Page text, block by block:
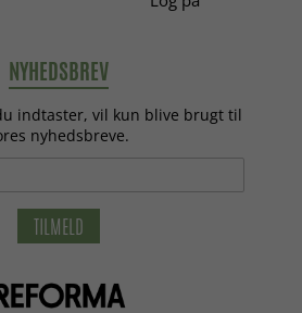
NYHEDSBREV
indtaster, vil kun blive brugt til
nyhedsbreve.
TILMELD